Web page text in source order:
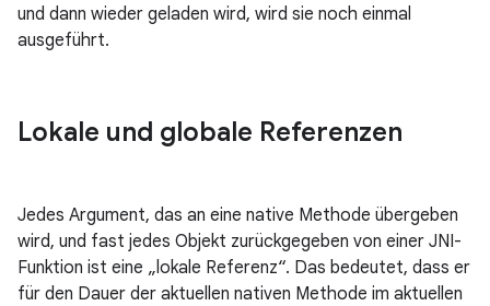
und dann wieder geladen wird, wird sie noch einmal
ausgeführt.
Lokale und globale Referenzen
Jedes Argument, das an eine native Methode übergeben
wird, und fast jedes Objekt zurückgegeben von einer JNI-
Funktion ist eine „lokale Referenz“. Das bedeutet, dass er
für den Dauer der aktuellen nativen Methode im aktuellen